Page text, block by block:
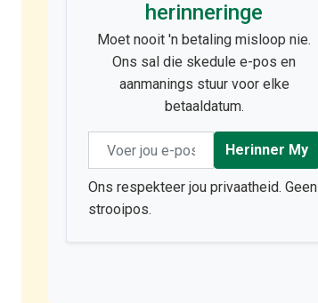
herinneringe
Moet nooit 'n betaling misloop nie.
Ons sal die skedule e-pos en
aanmanings stuur voor elke
betaaldatum.
Email address Herinner My
Ons respekteer jou privaatheid. Geen
strooipos.